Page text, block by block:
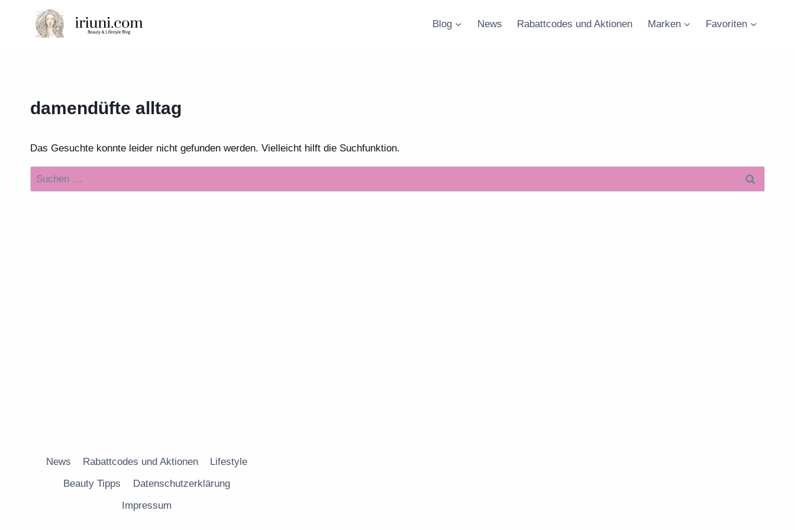
springen
Blog News Rabattcodes und Aktionen Marken Favoriten
damendüfte alltag
Das Gesuchte konnte leider nicht gefunden werden. Vielleicht hilft die Suchfunktion.
Suchen
nach:
News Rabattcodes und Aktionen
Lifestyle
Beauty Tipps
Datenschutzerklärung
Impressum